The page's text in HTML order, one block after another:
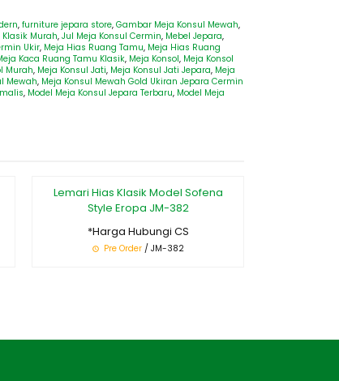
, furniture jepara store, Gambar Meja Konsul Mewah,
Klasik Murah, Jul Meja Konsul Cermin, Mebel Jepara,
Ukir, Meja Hias Ruang Tamu, Meja Hias Ruang
Kaca Ruang Tamu Klasik, Meja Konsol, Meja Konsol
Murah, Meja Konsul Jati, Meja Konsul Jati Jepara, Meja
Mewah, Meja Konsul Mewah Gold Ukiran Jepara Cermin
, Model Meja Konsul Jepara Terbaru, Model Meja
Lemari Hias Klasik Model Sofena
Style Eropa JM-382
*Harga Hubungi CS
Pre Order/ JM-382